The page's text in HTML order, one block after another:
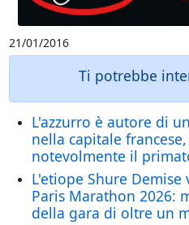
21/01/2016
Ti potrebbe
L'azzurro è autore di
nella capitale
notevolmente il
L'etiope Shure
Paris Marathon 2026:
della gara di oltre un